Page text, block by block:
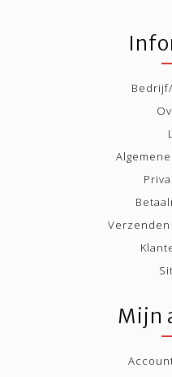
Mijn